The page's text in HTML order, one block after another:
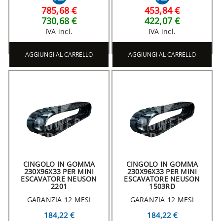
785,68 €
730,68 €
IVA incl.
AGGIUNGI AL CARRELLO
453,84 €
422,07 €
IVA incl.
AGGIUNGI AL CARRELLO
CINGOLO IN GOMMA
230X96X33 PER MINI
ESCAVATORE NEUSON
2201
GARANZIA 12 MESI
184,22 €
CINGOLO IN GOMMA
230X96X33 PER MINI
ESCAVATORE NEUSON
1503RD
GARANZIA 12 MESI
184,22 €